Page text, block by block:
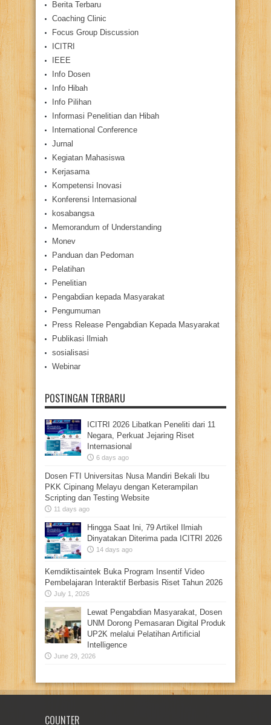
Berita Terbaru
Coaching Clinic
Focus Group Discussion
ICITRI
IEEE
Info Dosen
Info Hibah
Info Pilihan
Informasi Penelitian dan Hibah
International Conference
Jurnal
Kegiatan Mahasiswa
Kerjasama
Kompetensi Inovasi
Konferensi Internasional
kosabangsa
Memorandum of Understanding
Monev
Panduan dan Pedoman
Pelatihan
Penelitian
Pengabdian kepada Masyarakat
Pengumuman
Press Release Pengabdian Kepada Masyarakat
Publikasi Ilmiah
sosialisasi
Webinar
POSTINGAN TERBARU
ICITRI 2026 Libatkan Peneliti dari 11
Negara, Perkuat Jejaring Riset
Internasional
6 days ago
Dosen FTI Universitas Nusa Mandiri Bekali Ibu
PKK Cipinang Melayu dengan Keterampilan
Scripting dan Testing Website
11 days ago
Hingga Saat Ini, 79 Artikel Ilmiah
Dinyatakan Diterima pada ICITRI 2026
14 days ago
Kemdiktisaintek Buka Program Insentif Video
Pembelajaran Interaktif Berbasis Riset Tahun 2026
July 1, 2026
Lewat Pengabdian Masyarakat, Dosen
UNM Dorong Pemasaran Digital Produk
UP2K melalui Pelatihan Artificial
Intelligence
June 29, 2026
COUNTER